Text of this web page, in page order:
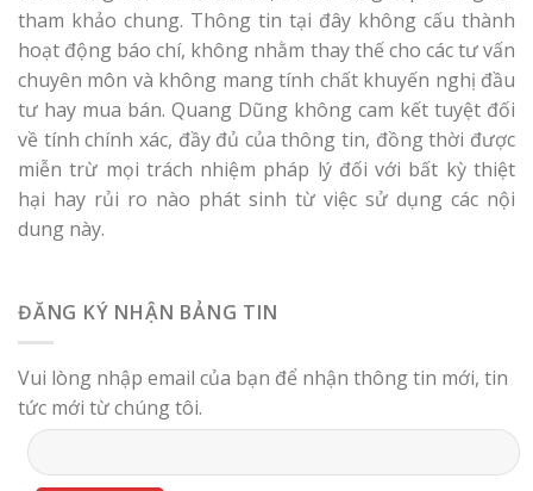
tham khảo chung. Thông tin tại đây không cấu thành
hoạt động báo chí, không nhằm thay thế cho các tư vấn
chuyên môn và không mang tính chất khuyến nghị đầu
tư hay mua bán. Quang Dũng không cam kết tuyệt đối
về tính chính xác, đầy đủ của thông tin, đồng thời được
miễn trừ mọi trách nhiệm pháp lý đối với bất kỳ thiệt
hại hay rủi ro nào phát sinh từ việc sử dụng các nội
dung này.
ĐĂNG KÝ NHẬN BẢNG TIN
Vui lòng nhập email của bạn để nhận thông tin mới, tin
tức mới từ chúng tôi.